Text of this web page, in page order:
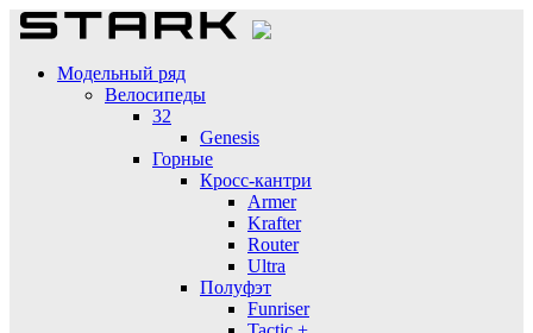
Модельный ряд
Велосипеды
32
Genesis
Горные
Кросс-кантри
Armer
Krafter
Router
Ultra
Полуфэт
Funriser